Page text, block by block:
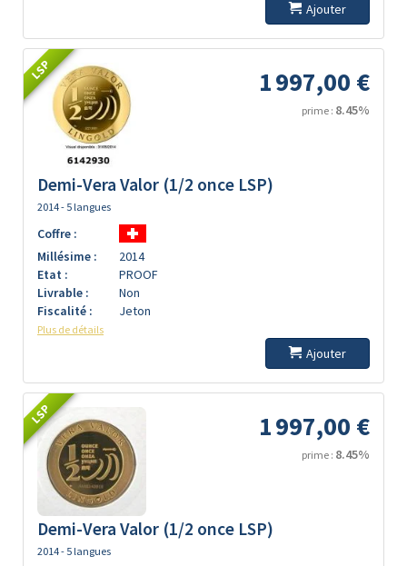
Ajouter
LSP 1 997,00 €
prime : 8.45%
Demi-Vera Valor (1/2 once LSP)
2014 - 5 langues
Coffre :
Millésime :
2014
Etat :
PROOF
Livrable :
Non
Fiscalité :
Jeton
Plus de détails
Ajouter
LSP 1 997,00 €
prime : 8.45%
Demi-Vera Valor (1/2 once LSP)
2014 - 5 langues